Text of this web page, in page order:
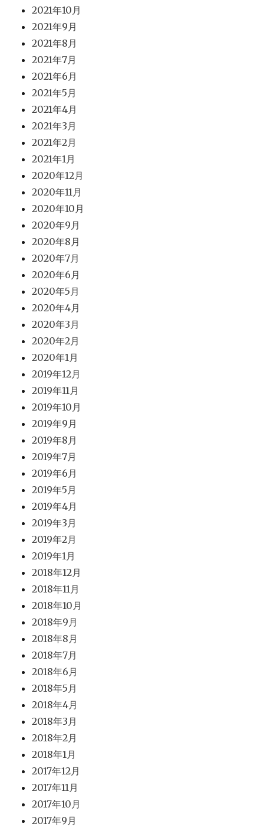
2021年10月
2021年9月
2021年8月
2021年7月
2021年6月
2021年5月
2021年4月
2021年3月
2021年2月
2021年1月
2020年12月
2020年11月
2020年10月
2020年9月
2020年8月
2020年7月
2020年6月
2020年5月
2020年4月
2020年3月
2020年2月
2020年1月
2019年12月
2019年11月
2019年10月
2019年9月
2019年8月
2019年7月
2019年6月
2019年5月
2019年4月
2019年3月
2019年2月
2019年1月
2018年12月
2018年11月
2018年10月
2018年9月
2018年8月
2018年7月
2018年6月
2018年5月
2018年4月
2018年3月
2018年2月
2018年1月
2017年12月
2017年11月
2017年10月
2017年9月